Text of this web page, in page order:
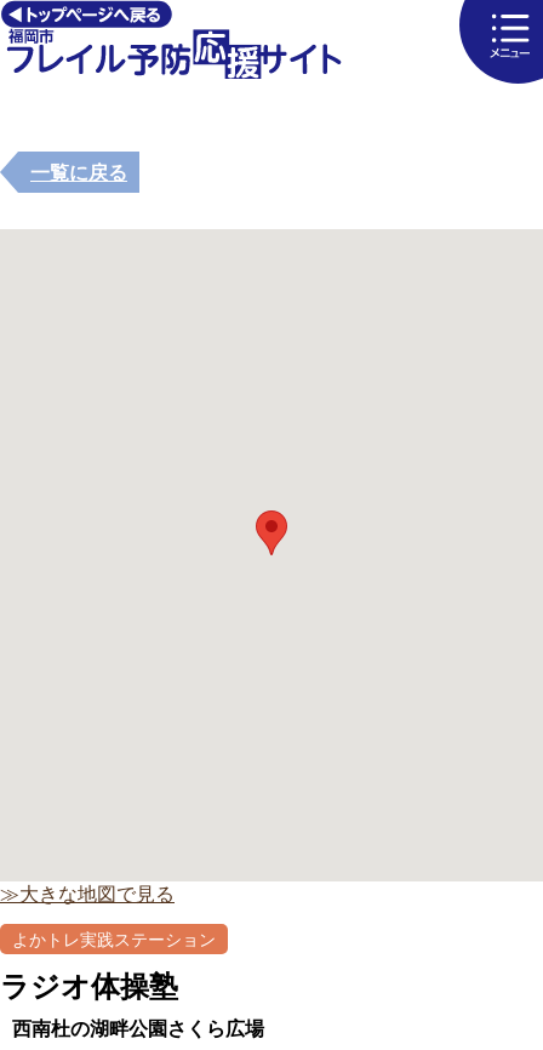
一覧に戻る
≫大きな地図で見る
よかトレ実践ステーション
ラジオ体操塾
西南杜の湖畔公園さくら広場